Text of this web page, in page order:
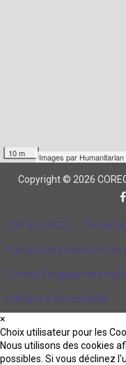
10 m Images par
Copyright © 2026 COREG
CQP ALS AGEE Choisir
Politique de protection des
Contrat d'engagement
Politique d’accessibilité
×
Choix utilisateur pour les
Nous utilisons des cookies
possibles. Si vous déclinez